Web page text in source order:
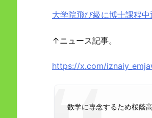
大学院飛び級に博士課程
↑ニュース記事。
https://x.com/
数学に専念するため桜蔭